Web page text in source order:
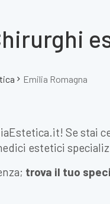
Emilia Romagna
Se stai
estetici
trova il tuo